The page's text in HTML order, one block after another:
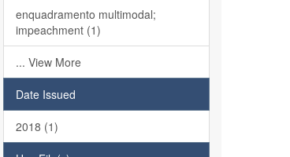
enquadramento multimodal;
impeachment (1)
... View More
Date Issued
2018 (1)